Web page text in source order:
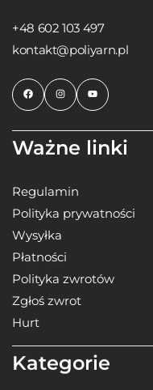
+48 602 103 497
kontakt@poliyarn.pl
Ważne linki
Regulamin
Polityka prywatności
Wysyłka
Płatności
Polityka zwrotów
Zgłoś zwrot
Hurt
Kategorie